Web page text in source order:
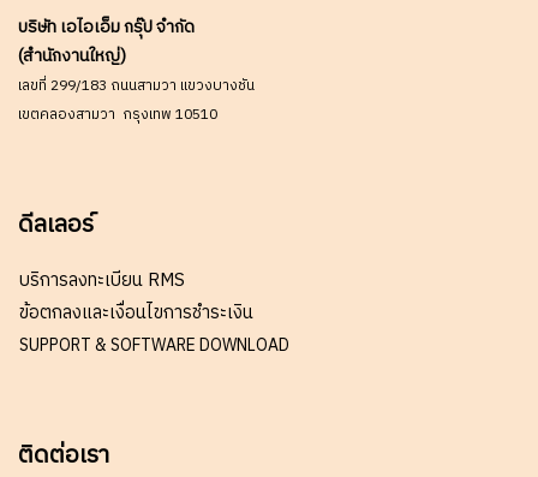
บริษัท เอไอเอ็ม กรุ๊ป จำกัด
(สำนักงานใหญ่)
เลขที่ 299/183 ถนนสามวา แขวงบางชัน
เขตคลองสามวา กรุงเทพ 10510
ดีลเลอร์
บริการลงทะเบียน RMS
ข้อตกลงและเงื่อนไขการชำระเงิน
SUPPORT & SOFTWARE DOWNLOAD
ติดต่อเรา